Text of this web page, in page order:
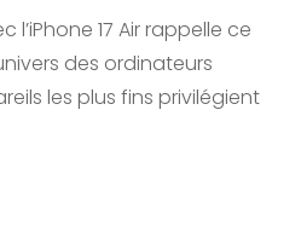
l’iPhone 17 Air rappelle ce
des ordinateurs
les plus fins privilégient